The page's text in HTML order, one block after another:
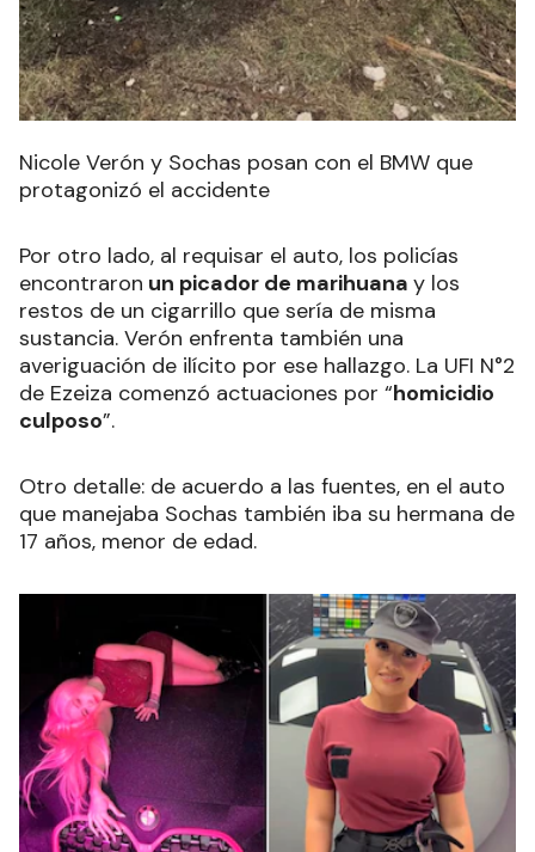
Nicole Verón y Sochas posan con el BMW que
protagonizó el accidente
Por otro lado, al requisar el auto, los policías
encontraron un picador de marihuana y los
restos de un cigarrillo que sería de misma
sustancia. Verón enfrenta también una
averiguación de ilícito por ese hallazgo. La UFI N°2
de Ezeiza comenzó actuaciones por “homicidio
culposo”.
Otro detalle: de acuerdo a las fuentes, en el auto
que manejaba Sochas también iba su hermana de
17 años, menor de edad.